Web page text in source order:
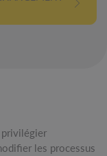
privilégier
les processus